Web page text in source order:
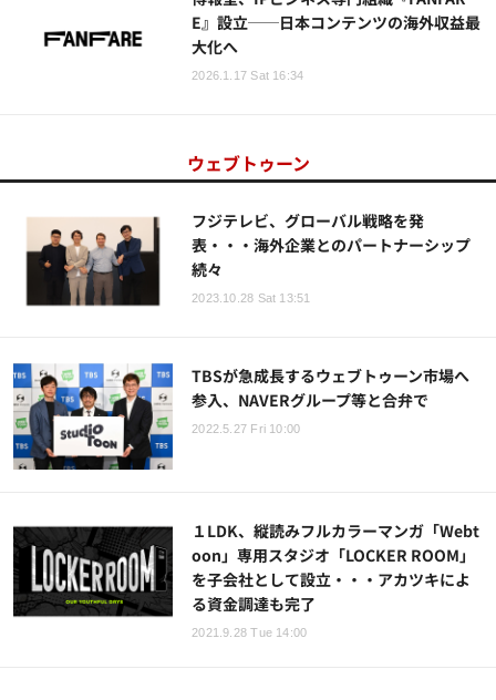
E』設立──日本コンテンツの海外収益最
大化へ
2026.1.17 Sat 16:34
ウェブトゥーン
フジテレビ、グローバル戦略を発
表・・・海外企業とのパートナーシップ
続々
2023.10.28 Sat 13:51
TBSが急成長するウェブトゥーン市場へ
参入、NAVERグループ等と合弁で
2022.5.27 Fri 10:00
１LDK、縦読みフルカラーマンガ「Webt
oon」専用スタジオ「LOCKER ROOM」
を子会社として設立・・・アカツキによ
る資金調達も完了
2021.9.28 Tue 14:00